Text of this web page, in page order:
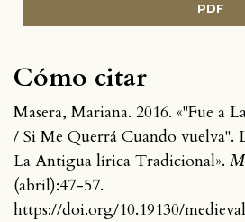
Cómo citar
Masera, Mariana. 2016. «"Fue a
/ Si Me Querrá Cuando vuelva".
La Antigua lírica Tradicional».
(abril):47-57.
https://doi.org/10.19130/
PDF